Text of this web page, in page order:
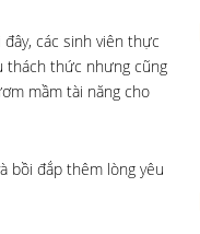
các sinh viên thực
thách thức nhưng cũng
mầm tài năng cho
bồi đắp thêm lòng yêu